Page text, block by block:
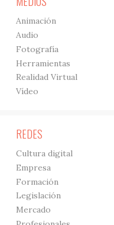
Animación
Audio
Fotografía
Herramientas
Realidad Virtual
Vídeo
REDES
Cultura digital
Empresa
Formación
Legislación
Mercado